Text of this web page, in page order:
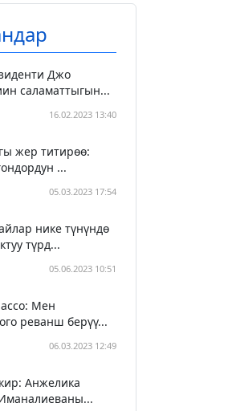
Джо
саламаттыгын...
16.02.2023 13:40
жер титирөө:
...
05.03.2023 17:54
нике түнүндө
түрд...
05.06.2023 10:51
Мен
реванш берүү...
06.03.2023 12:49
Анжелика